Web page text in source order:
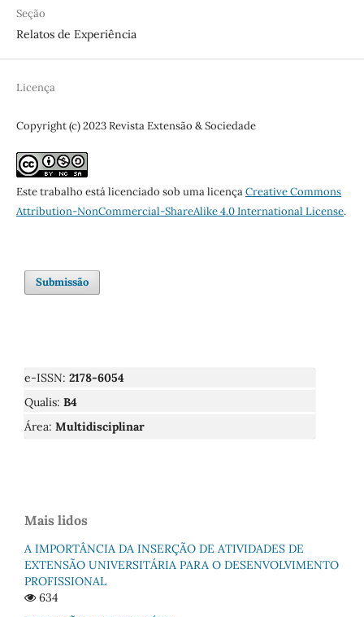
Seção
Relatos de Experiência
Licença
Copyright (c) 2023 Revista Extensão & Sociedade
Este trabalho está licenciado sob uma licençaCreative Commons
Attribution-NonCommercial-ShareAlike 4.0 International License.
Submissão
e-ISSN: 2178-6054
Qualis: B4
Área: Multidisciplinar
Mais lidos
A IMPORTÂNCIA DA INSERÇÃO DE ATIVIDADES DE
EXTENSÃO UNIVERSITÁRIA PARA O DESENVOLVIMENTO
PROFISSIONAL
634